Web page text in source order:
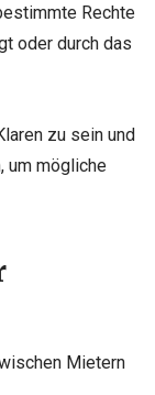
Rechte
oder durch das
zu sein und
um mögliche
Mietern